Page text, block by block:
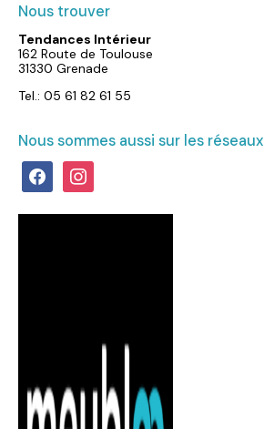
Nous trouver
Tendances Intérieur
162 Route de Toulouse
31330 Grenade
Tel.: 05 61 82 61 55
Nous sommes aussi sur les réseaux
facebookinstagram